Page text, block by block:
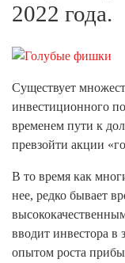
2022 года.
Существует
инвестиционного
временем пути к
превзойти акции
В то время как
нее, редко бывает
вводит инвестора
опытом роста